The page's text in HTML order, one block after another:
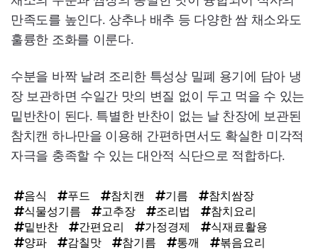
만족도를 높인다. 상추나 배추 등 다양한 쌈 채소와도
훌륭한 조화를 이룬다.
수분을 바짝 날려 조리한 특성상 밀폐 용기에 담아 냉
장 보관하면 수일간 맛의 변질 없이 두고 먹을 수 있는
밑반찬이 된다. 특별한 반찬이 없는 날 찬장에 보관된
참치캔 하나만을 이용해 간편하면서도 확실한 미각적
자극을 충족할 수 있는 대안적 식단으로 적합하다.
음식 푸드 참치캔 기름
참치쌈장
식물성기름
고추장 조리법
참치요리
밑반찬
간편요리 가정경제
식재료활용
양파
감칠맛 참기름 통깨
볶음요리